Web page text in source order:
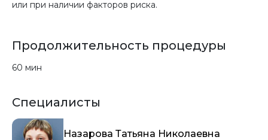
или при наличии факторов риска.
Продолжительность процедуры
60 мин
Специалисты
Назарова Татьяна Николаевна